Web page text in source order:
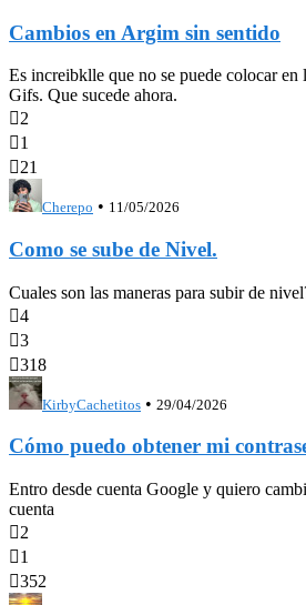
Cambios en Argim sin sentido
Es increibklle que no se puede colocar en
Gifs. Que sucede ahora.
2
1
21
Cherepo • 11/05/2026
Como se sube de Nivel.
Cuales son las maneras para subir de
4
3
318
KirbyCachetitos • 29/04/2026
Cómo puedo obtener mi
Entro desde cuenta Google y quiero
cuenta
2
1
352